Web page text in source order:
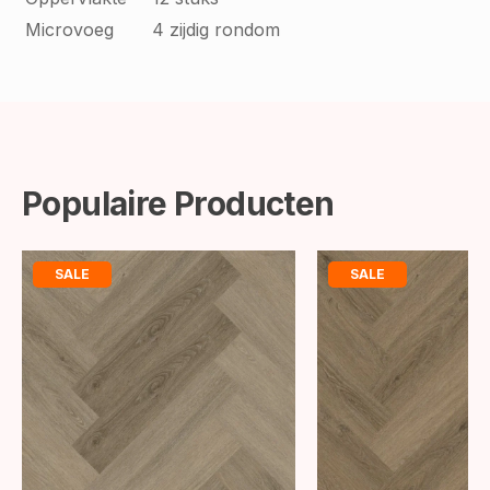
Microvoeg
4 zijdig rondom
Populaire Producten
SALE SALE